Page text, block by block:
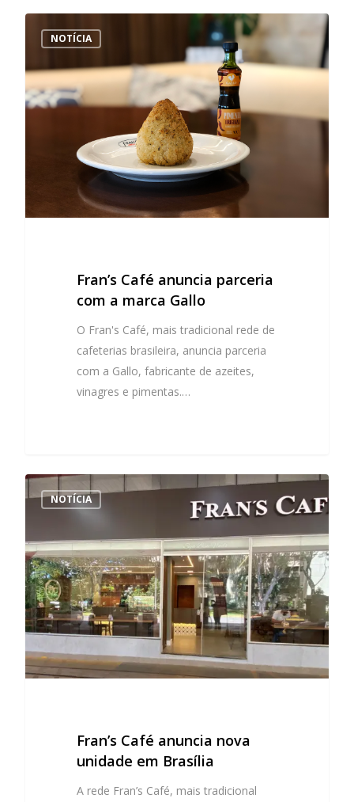
NOTÍCIA
Fran’s Café anuncia parceria
com a marca Gallo
O Fran's Café, mais tradicional rede de
cafeterias brasileira, anuncia parceria
com a Gallo, fabricante de azeites,
vinagres e pimentas.…
NOTÍCIA
Fran’s Café anuncia nova
unidade em Brasília
A rede Fran’s Café, mais tradicional